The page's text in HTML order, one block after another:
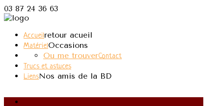
03 87 24 36 63
Accueilretour acueil
MatérielOccasions
Contact
Ou me trouver
Trucs et astuces
LiensNos amis de la BD